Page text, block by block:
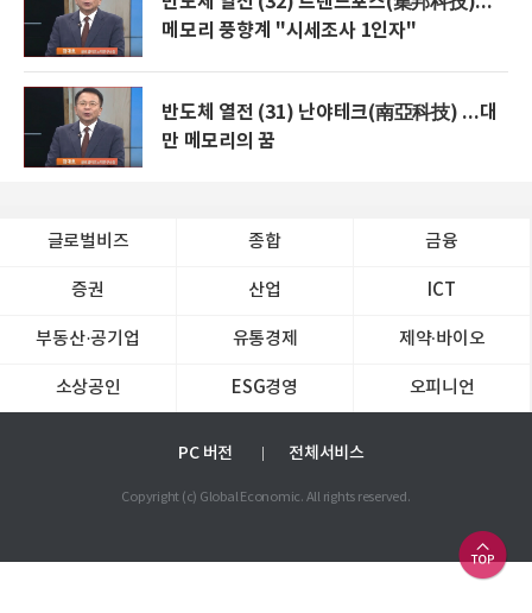
메모리 풍향계 "시세조사 1인자"
반도체 열전 (31) 난야테크(南亞科技) ...대
만 메모리의 꿈
글로벌비즈 종합 금융
증권 산업 ICT
부동산·공기업 유통경제 제약∙바이오
소상공인 ESG경영 오피니언
PC 버전 전체서비스
Copyright (c) Global Economic. All rights reserved.